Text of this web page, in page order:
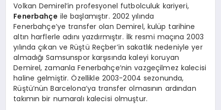
Volkan Demirel’in profesyonel futbolculuk kariyeri,
Fenerbahçe ile başlamıştır. 2002 yılında
Fenerbahçe’ye transfer olan Demirel, kulüp tarihine
altın harflerle adını yazdırmıştır. İlk resmi maçına 2003
yılında çıkan ve Rüştü Reçber’in sakatlık nedeniyle yer
almadığı Samsunspor karşısında kaleyi koruyan
Demirel, zamanla Fenerbahçe’nin vazgeçilmez kalecisi
haline gelmiştir. Özellikle 2003-2004 sezonunda,
Rüştü’nün Barcelona’ya transfer olmasının ardından
takımın bir numaralı kalecisi olmuştur.